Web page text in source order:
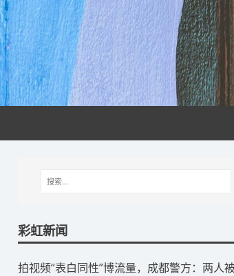
彩虹新闻
拍视频“表白同性”博流量，成都警方：两人